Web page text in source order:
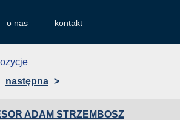
o nas kontakt
następna >
ADAM STRZEMBOSZ